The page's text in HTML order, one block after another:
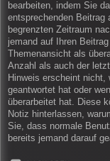
bearbeiten, indem Sie
entsprechenden
begrenzten Zeitraum
jemand auf Ihren
Themenansicht als
Anzahl als auch der
Hinweis erscheint nicht,
geantwortet hat oder
überarbeitet hat. Diese
Notiz hinterlassen,
Sie, dass normale
bereits jemand darauf